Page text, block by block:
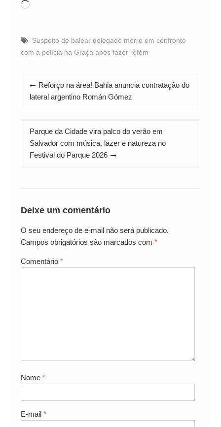
Carregando...
Suspeito de balear delegado morre em confronto
com a polícia na Graça após fazer refém
Navegação
de
Reforço na área! Bahia anuncia contratação do
lateral argentino Román Gómez
Parque da Cidade vira palco do verão em
Salvador com música, lazer e natureza no
Festival do Parque 2026
Deixe um comentário
O seu endereço de e-mail não será publicado.
Campos obrigatórios são marcados com *
Comentário *
Nome *
E-mail *